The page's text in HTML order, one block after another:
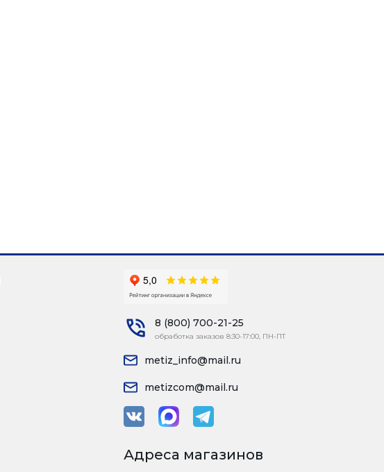
8 (800) 700-21-25
обработка заказов 8:30-17:00, ПН-ПТ
metiz_info@mail.ru
metizcom@mail.ru
Адреса магазинов